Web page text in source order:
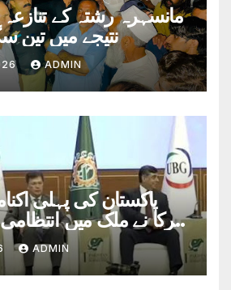
مانسہرہ رشتہ کے تنازعہ
نتیجے میں تین
ADMIN
پاکستان کی پہلی
شرکا نے ملک میں انتظامی
بنیادی مسائل کا
ADMIN